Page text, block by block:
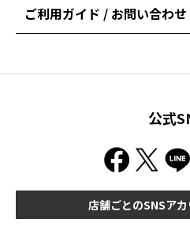
ご利用ガイド / お問い合わせ
公式
店舗ごとのSNSア